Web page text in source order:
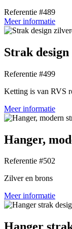
Referentie #489
Meer informatie
Strak
Referentie #499
Ketting is van RVS
Meer informatie
Hanger,
Referentie #502
Zilver en brons
Meer informatie